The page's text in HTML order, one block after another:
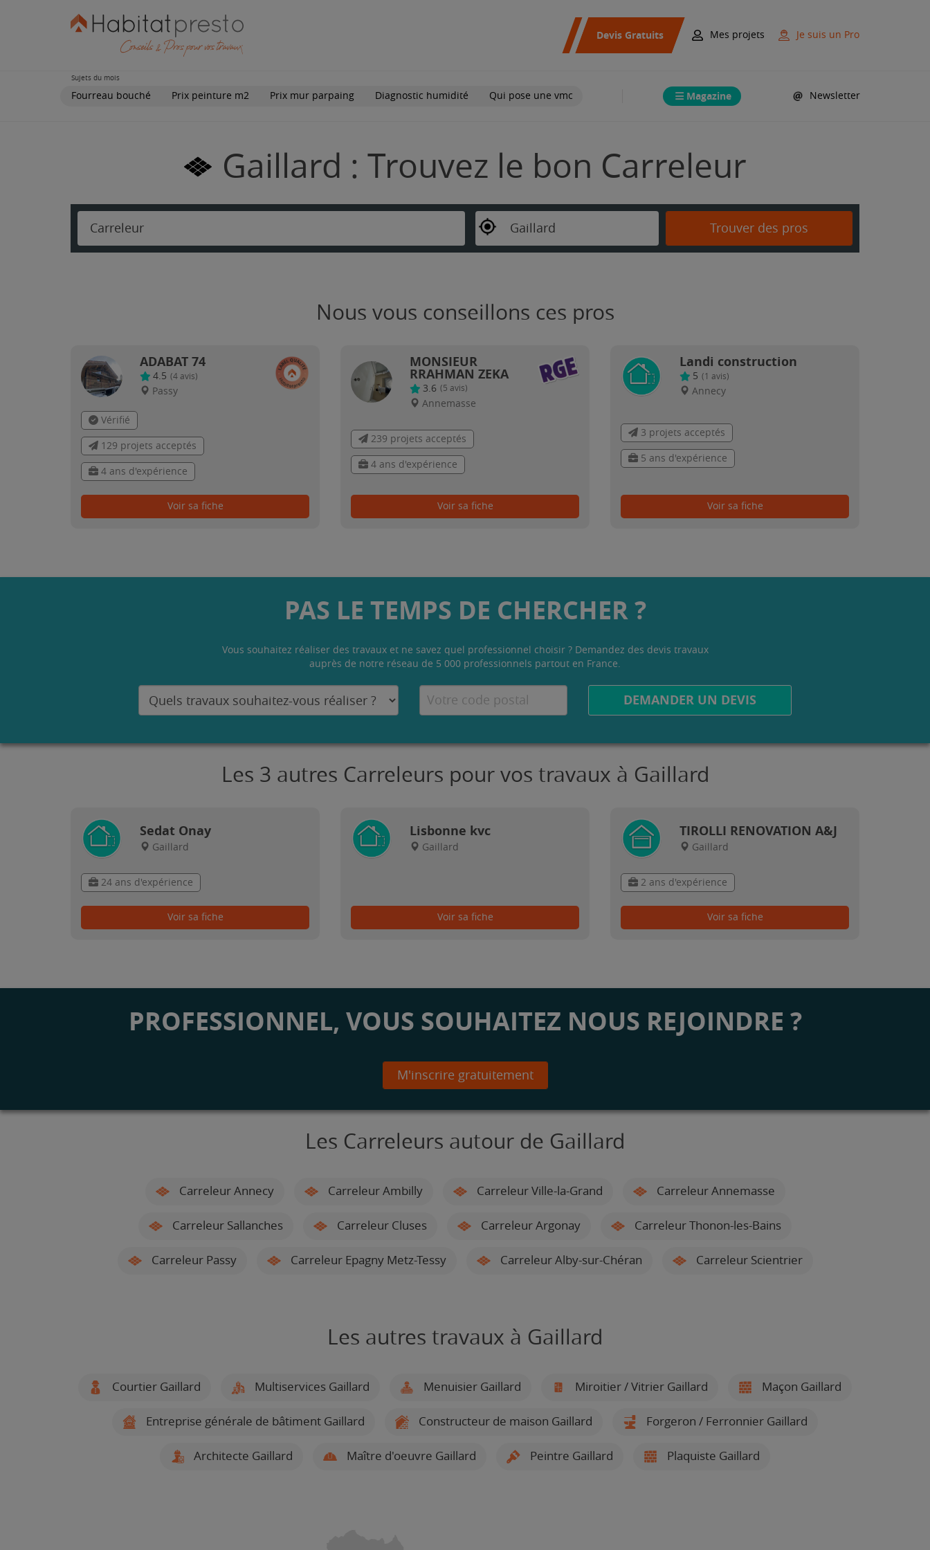
Devis Gratuits Mes projets Je suis un Pro
Sujets du mois
Fourreau bouché Prix peinture m2 Prix mur parpaing Diagnostic humidité Qui pose une vmc Magazine Newsletter
Gaillard : Trouvez le bon Carreleur
Carreleur Gaillard Trouver des pros
Nous vous conseillons ces pros
ADABAT 74
4.5 (4 avis)
Passy
Vérifié
129 projets acceptés
4 ans d'expérience
Voir sa fiche
MONSIEUR
RRAHMAN ZEKA
3.6 (5 avis)
Annemasse
239 projets acceptés
4 ans d'expérience
Voir sa fiche
Landi construction
5 (1 avis)
Annecy
3 projets acceptés
5 ans d'expérience
Voir sa fiche
PAS LE TEMPS DE CHERCHER ?
Vous souhaitez réaliser des travaux et ne savez quel professionnel choisir ? Demandez des devis travaux
auprès de notre réseau de 5 000 professionnels partout en France.
DEMANDER UN DEVIS
Les 3 autres Carreleurs pour vos travaux à Gaillard
Sedat Onay
Gaillard
24 ans d'expérience
Voir sa fiche
Lisbonne kvc
Gaillard
Voir sa fiche
TIROLLI RENOVATION A&J
Gaillard
2 ans d'expérience
Voir sa fiche
PROFESSIONNEL, VOUS SOUHAITEZ NOUS REJOINDRE ?
M'inscrire gratuitement
Les Carreleurs autour de Gaillard
Carreleur Annecy Carreleur Ambilly Carreleur Ville-la-Grand Carreleur Annemasse
Carreleur Sallanches Carreleur Cluses Carreleur Argonay Carreleur Thonon-les-Bains
Carreleur Passy Carreleur Epagny Metz-Tessy Carreleur Alby-sur-Chéran Carreleur Scientrier
Les autres travaux à Gaillard
Courtier Gaillard Multiservices Gaillard Menuisier Gaillard Miroitier / Vitrier Gaillard Maçon Gaillard
Entreprise générale de bâtiment Gaillard Constructeur de maison Gaillard Forgeron / Ferronnier Gaillard
Architecte Gaillard Maître d'oeuvre Gaillard Peintre Gaillard Plaquiste Gaillard